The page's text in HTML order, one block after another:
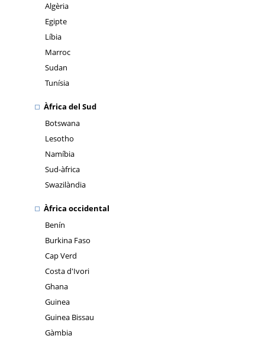
Algèria
Egipte
Líbia
Marroc
Sudan
Tunísia
Àfrica del Sud
Botswana
Lesotho
Namíbia
Sud-àfrica
Swazilàndia
Àfrica occidental
Benín
Burkina Faso
Cap Verd
Costa d'Ivori
Ghana
Guinea
Guinea Bissau
Gàmbia